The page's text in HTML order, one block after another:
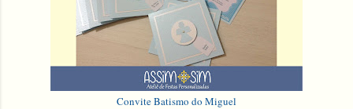
Convite Batismo do Miguel